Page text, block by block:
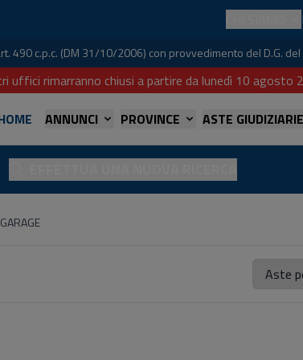
490 c.p.c. (DM 31/10/2006) con provvedimento del D.G.
uffici rimarranno chiusi a partire da lunedì 10
ANNUNCI PROVINCE ASTE GIUDIZIARIE